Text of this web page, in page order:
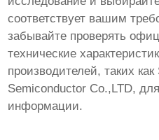
соответствует вашим
забывайте проверять
технические
производителей, таких как
Semiconductor Co.,LTD,
информации.